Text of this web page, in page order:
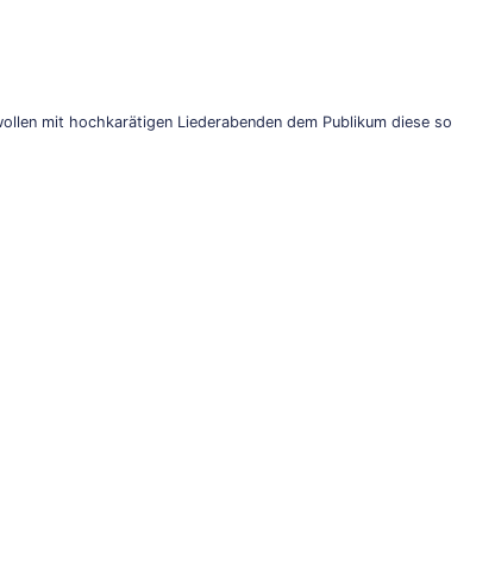
mit hochkarätigen Liederabenden dem Publikum diese so